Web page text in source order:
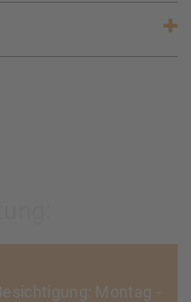
Montag -